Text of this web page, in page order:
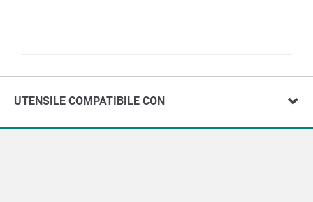
UTENSILE COMPATIBILE CON